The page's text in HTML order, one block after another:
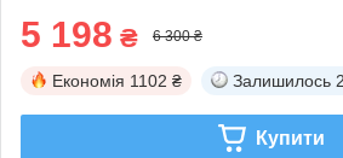
5 198 ₴ 6 300 ₴
Економія 1102 ₴ Залишилось
Купити